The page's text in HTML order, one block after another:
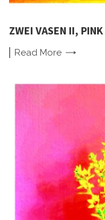
ZWEI VASEN II,
Read More